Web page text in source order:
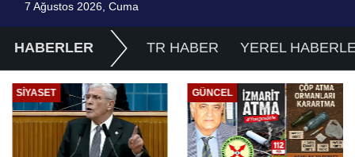
7 Ağustos 2026, Cuma
HABERLER TR HABER YEREL
SIYASET GÜNCEL